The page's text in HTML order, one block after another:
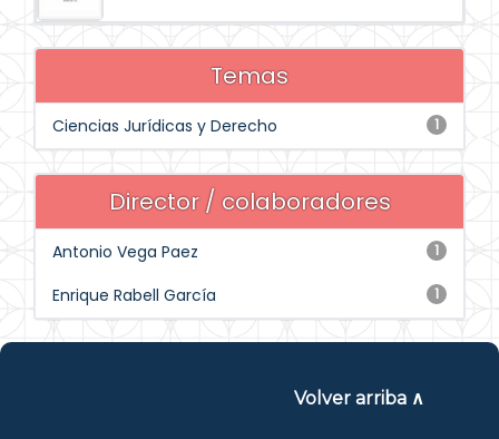
Temas
1
Ciencias Jurídicas y Derecho
Director / colaboradores
1
Antonio Vega Paez
1
Enrique Rabell García
Volver arriba ∧